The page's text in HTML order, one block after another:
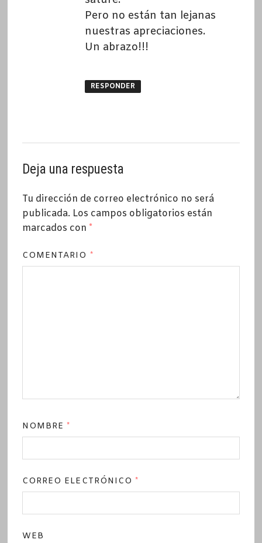
Pero no están tan lejanas
nuestras apreciaciones.
Un abrazo!!!
RESPONDER
Deja una respuesta
Tu dirección de correo electrónico no será
publicada. Los campos obligatorios están
marcados con *
COMENTARIO *
NOMBRE*
CORREO ELECTRÓNICO*
WEB